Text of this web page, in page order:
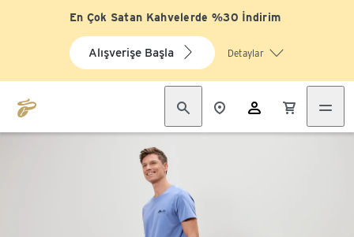
En Çok Satan Kahvelerde %30 İndirim
Alışverişe Başla Detaylar